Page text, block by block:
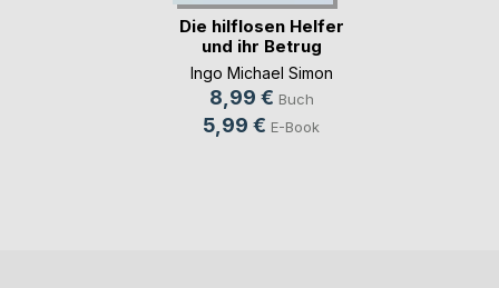
Die hilflosen Helfer
und ihr Betrug
Ingo Michael Simon
8,99 € Buch
5,99 € E-Book